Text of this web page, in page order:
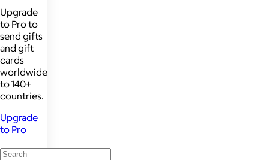
Upgrade
to Pro to
send gifts
and gift
cards
worldwide
to 140+
countries.
Upgrade
to Pro